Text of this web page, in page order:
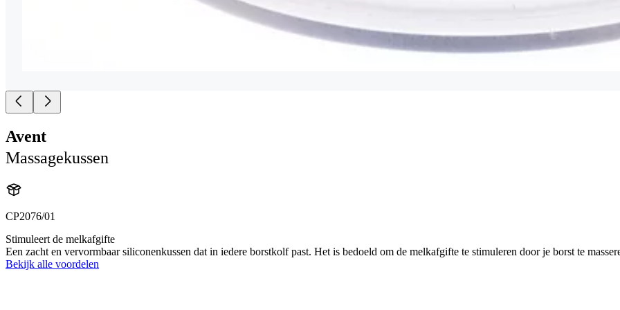
Avent
Massagekussen
CP2076/01
Stimuleert de melkafgifte
Een zacht en vervormbaar siliconenkussen dat in iedere borstkolf past. Het is bedoeld om de melkafgifte te stimuleren door je borst te
Bekijk alle voordelen